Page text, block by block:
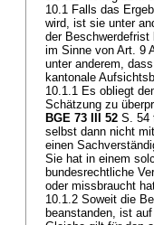
10.1 Falls das
wird, ist sie unter
der Beschwerdefrist
im Sinne von Art. 9
unter anderem,
kantonale
10.1.1 Es obliegt
Schätzung zu
BGE 73 III 52 S. 54
selbst dann nicht
einen
Sie hat in einem
bundesrechtliche
oder missbraucht
10.1.2 Soweit die
beanstanden, ist